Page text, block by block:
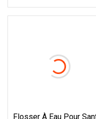
Flosser À Eau Pour